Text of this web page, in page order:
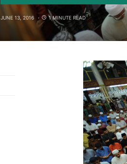
JUNE 13, 2016 1 MINUTE READ